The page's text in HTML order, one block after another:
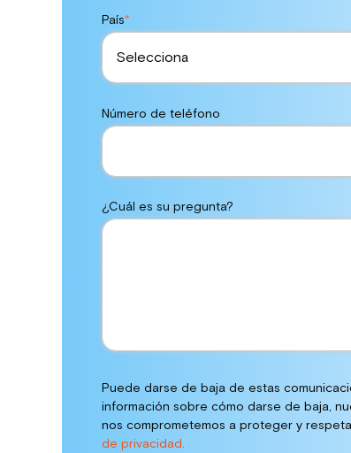
País*
Número de teléfono
¿Cuál es su pregunta?
Puede darse de baja de estas
información sobre cómo darse de baja,
nos comprometemos a proteger y
de privacidad.